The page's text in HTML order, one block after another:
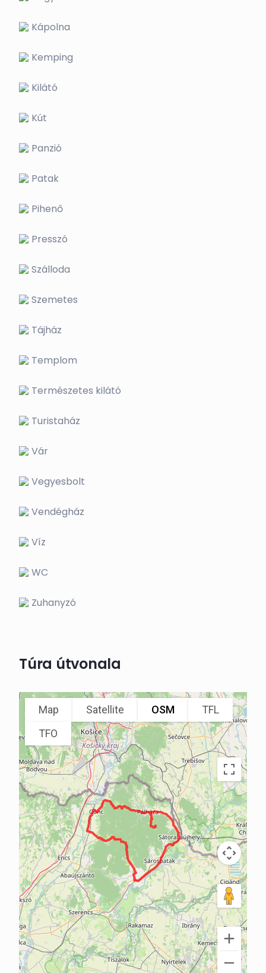
Kápolna
Kemping
Kilátó
Kút
Panzió
Patak
Pihenő
Presszó
Szálloda
Szemetes
Tájház
Templom
Természetes kilátó
Turistaház
Vár
Vegyesbolt
Vendégház
Víz
WC
Zuhanyzó
Túra útvonala
Map Satellite OSM
TFL
TFO